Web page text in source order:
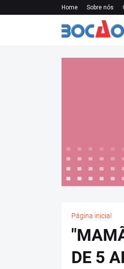
Home Sobre nós
Página inicial
DE 5